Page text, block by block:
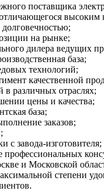
поставщика
высоким
на рынке;
дилера ведущих
база;
технологий;
качественной
в различных отраслях;
цены и качества;
база;
заказов;
с завода-изготовителя;
профессиональных
и Московской
степени